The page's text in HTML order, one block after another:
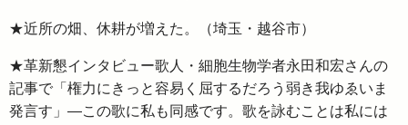
★近所の畑、休耕が増えた。（埼玉・越谷市）
★革新懇インタビュー歌人・細胞生物学者永田和宏さんの
記事で「権力にきっと容易く屈するだろう弱き我ゆゑいま
発言す」―この歌に私も同感です。歌を詠むことは私には